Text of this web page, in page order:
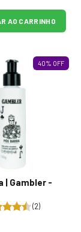
AO CARRINHO
40% OFF
| Gambler -
(2)